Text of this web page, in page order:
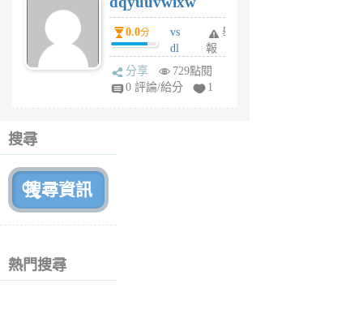
個
月
前
0.0分
vs
dl
sq
fy
舉
報
分享
729點閱
0 評論/給分
1
搜尋
熱門搜尋